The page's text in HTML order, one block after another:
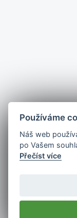
Nejlépe
Používáme
Náš web
po Vašem
Přečíst více